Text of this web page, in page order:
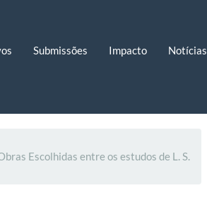
Submissões Impacto Notícias
Escolhidas entre os estudos de L. S.